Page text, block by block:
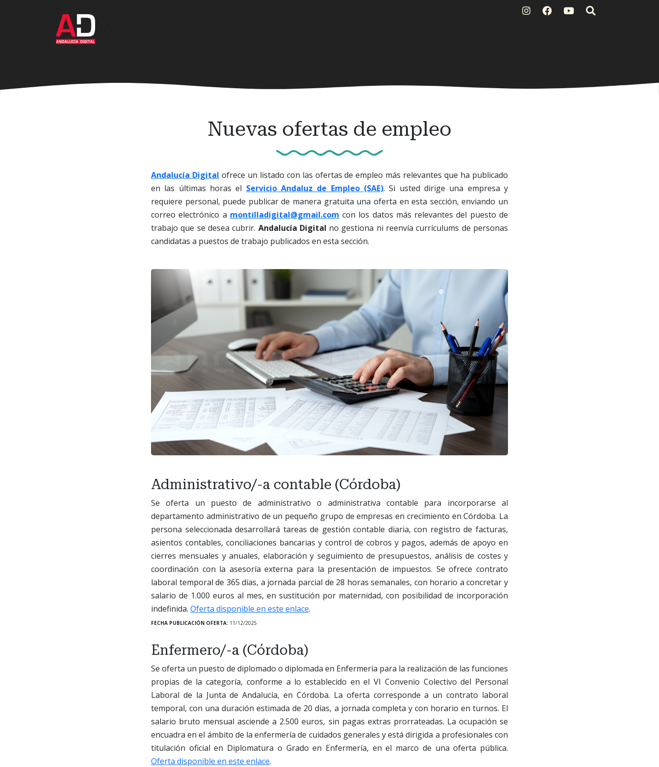
Nuevas ofertas de empleo
Andalucía Digital ofrece un listado con las ofertas de empleo más relevantes que ha publicado
en las últimas horas el Servicio Andaluz de Empleo (SAE). Si usted dirige una empresa y
requiere personal, puede publicar de manera gratuita una oferta en esta sección, enviando un
correo electrónico a montilladigital@gmail.com con los datos más relevantes del puesto de
trabajo que se desea cubrir. Andalucía Digital no gestiona ni reenvía currículums de personas
candidatas a puestos de trabajo publicados en esta sección.
Administrativo/-a contable (Córdoba)
Se oferta un puesto de administrativo o administrativa contable para incorporarse al
departamento administrativo de un pequeño grupo de empresas en crecimiento en Córdoba. La
persona seleccionada desarrollará tareas de gestión contable diaria, con registro de facturas,
asientos contables, conciliaciones bancarias y control de cobros y pagos, además de apoyo en
cierres mensuales y anuales, elaboración y seguimiento de presupuestos, análisis de costes y
coordinación con la asesoría externa para la presentación de impuestos. Se ofrece contrato
laboral temporal de 365 días, a jornada parcial de 28 horas semanales, con horario a concretar y
salario de 1.000 euros al mes, en sustitución por maternidad, con posibilidad de incorporación
indefinida. Oferta disponible en este enlace.
FECHA PUBLICACIÓN OFERTA: 11/12/2025
Enfermero/-a (Córdoba)
Se oferta un puesto de diplomado o diplomada en Enfermería para la realización de las funciones
propias de la categoría, conforme a lo establecido en el VI Convenio Colectivo del Personal
Laboral de la Junta de Andalucía, en Córdoba. La oferta corresponde a un contrato laboral
temporal, con una duración estimada de 20 días, a jornada completa y con horario en turnos. El
salario bruto mensual asciende a 2.500 euros, sin pagas extras prorrateadas. La ocupación se
encuadra en el ámbito de la enfermería de cuidados generales y está dirigida a profesionales con
titulación oficial en Diplomatura o Grado en Enfermería, en el marco de una oferta pública.
Oferta disponible en este enlace.